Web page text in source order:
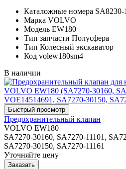
Каталожные номера SA8230-
Марка VOLVO
Модель EW180
Тип запчасти Полусфера
Тип Колесный экскаватор
Код volew180sm4
В наличии
Предохранительный клапан
VOLVO EW180
SA7270-30160, SA7270-11101,
SA7270-30150, SA7270-11161
Уточняйте цену